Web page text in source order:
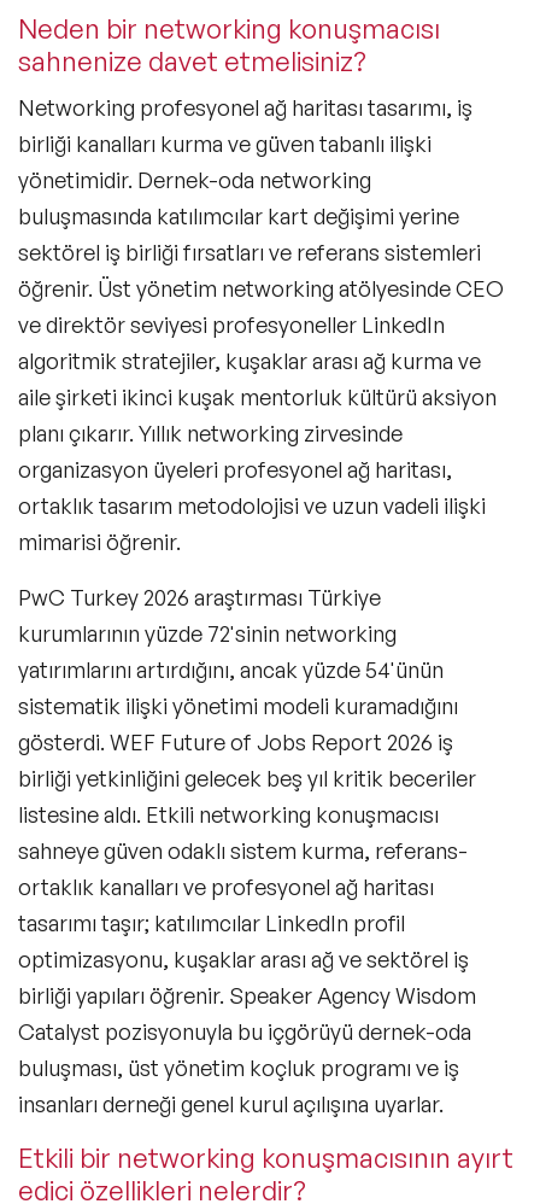
Neden bir networking konuşmacısı
sahnenize davet etmelisiniz?
Networking profesyonel ağ haritası tasarımı, iş
birliği kanalları kurma ve güven tabanlı ilişki
yönetimidir. Dernek-oda networking
buluşmasında katılımcılar kart değişimi yerine
sektörel iş birliği fırsatları ve referans sistemleri
öğrenir. Üst yönetim networking atölyesinde CEO
ve direktör seviyesi profesyoneller LinkedIn
algoritmik stratejiler, kuşaklar arası ağ kurma ve
aile şirketi ikinci kuşak mentorluk kültürü aksiyon
planı çıkarır. Yıllık networking zirvesinde
organizasyon üyeleri profesyonel ağ haritası,
ortaklık tasarım metodolojisi ve uzun vadeli ilişki
mimarisi öğrenir.
PwC Turkey 2026 araştırması Türkiye
kurumlarının yüzde 72'sinin networking
yatırımlarını artırdığını, ancak yüzde 54'ünün
sistematik ilişki yönetimi modeli kuramadığını
gösterdi. WEF Future of Jobs Report 2026 iş
birliği yetkinliğini gelecek beş yıl kritik beceriler
listesine aldı. Etkili networking konuşmacısı
sahneye güven odaklı sistem kurma, referans-
ortaklık kanalları ve profesyonel ağ haritası
tasarımı taşır; katılımcılar LinkedIn profil
optimizasyonu, kuşaklar arası ağ ve sektörel iş
birliği yapıları öğrenir. Speaker Agency Wisdom
Catalyst pozisyonuyla bu içgörüyü dernek-oda
buluşması, üst yönetim koçluk programı ve iş
insanları derneği genel kurul açılışına uyarlar.
Etkili bir networking konuşmacısının ayırt
edici özellikleri nelerdir?